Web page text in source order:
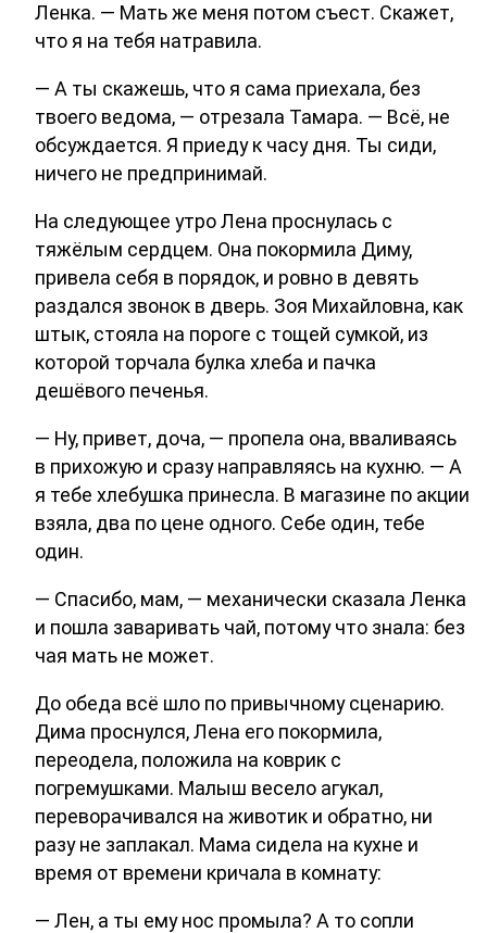
Ленка. — Мать же меня потом съест. Скажет,
что я на тебя натравила.
— А ты скажешь, что я сама приехала, без
твоего ведома, — отрезала Тамара. — Всё, не
обсуждается. Я приеду к часу дня. Ты сиди,
ничего не предпринимай.
На следующее утро Лена проснулась с
тяжёлым сердцем. Она покормила Диму,
привела себя в порядок, и ровно в девять
раздался звонок в дверь. Зоя Михайловна, как
штык, стояла на пороге с тощей сумкой, из
которой торчала булка хлеба и пачка
дешёвого печенья.
— Ну, привет, доча, — пропела она, вваливаясь
в прихожую и сразу направляясь на кухню. — А
я тебе хлебушка принесла. В магазине по акции
взяла, два по цене одного. Себе один, тебе
один.
— Спасибо, мам, — механически сказала Ленка
и пошла заваривать чай, потому что знала: без
чая мать не может.
До обеда всё шло по привычному сценарию.
Дима проснулся, Лена его покормила,
переодела, положила на коврик с
погремушками. Малыш весело агукал,
переворачивался на животик и обратно, ни
разу не заплакал. Мама сидела на кухне и
время от времени кричала в комнату:
— Лен, а ты ему нос промыла? А то сопли